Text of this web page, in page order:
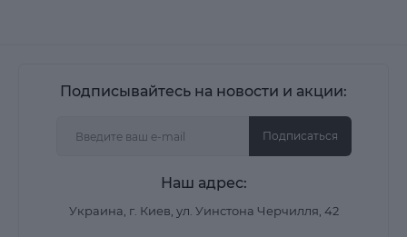
Подписывайтесь на новости и акции:
Подписаться
Наш адрес:
Украина, г. Киев, ул. Уинстона Черчилля, 42